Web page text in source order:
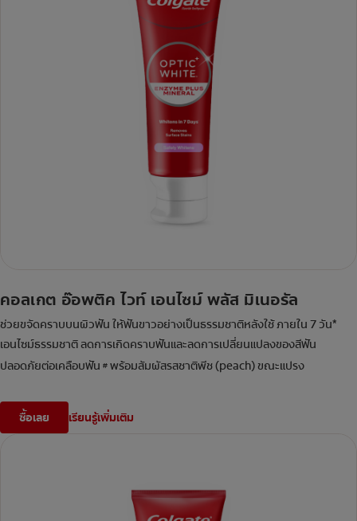
คอลเกต อ๊อพติค ไวท์ เอนไซม์ พลัส มิเนอรัล
ช่วยขจัดคราบบนผิวฟัน ให้ฟันขาวอย่างเป็นธรรมชาติหลังใช้ ภายใน 7 วัน*
เอนไซม์ธรรมชาติ ลดการเกิดคราบฟันและลดการเปลี่ยนแปลงของสีฟัน
ปลอดภัยต่อเคลือบฟัน # พร้อมสัมผัสรสชาติพีช (peach) ขณะแปรง
ซื้อเลย เรียนรู้เพิ่มเติม